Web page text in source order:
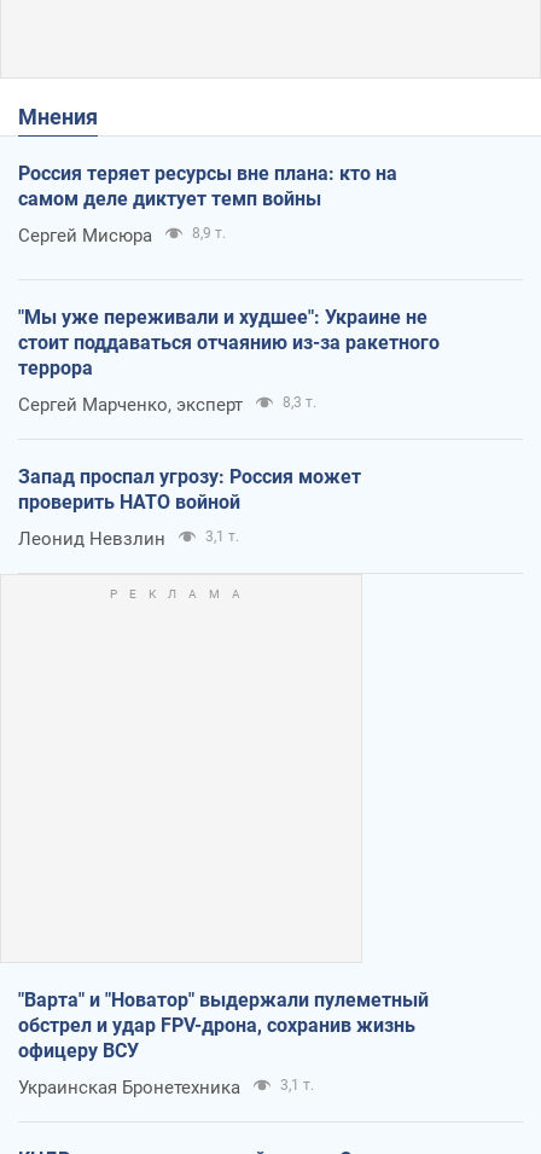
Мнения
Россия теряет ресурсы вне плана: кто на
самом деле диктует темп войны
Сергей Мисюра 8,9 т.
"Мы уже переживали и худшее": Украине не
стоит поддаваться отчаянию из-за ракетного
террора
Сергей Марченко, эксперт 8,3 т.
Запад проспал угрозу: Россия может
проверить НАТО войной
Леонид Невзлин 3,1 т.
"Варта" и "Новатор" выдержали пулеметный
обстрел и удар FPV-дрона, сохранив жизнь
офицеру ВСУ
Украинская Бронетехника 3,1 т.